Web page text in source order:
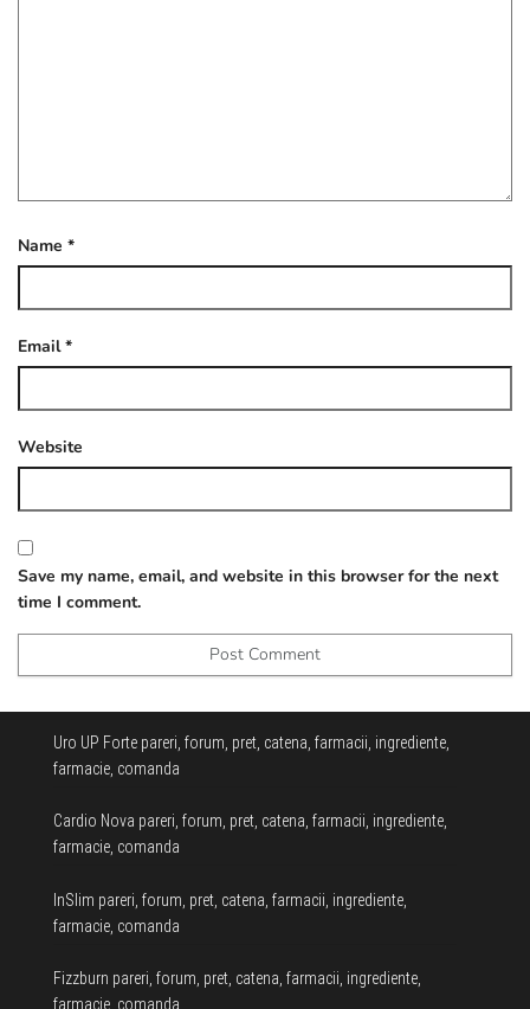
Name *
Email*
Website
Save my name, email, and website in this browser for the next
time I comment.
Uro UP Forte pareri, forum, pret, catena, farmacii, ingrediente,
farmacie, comanda
Cardio Nova pareri, forum, pret, catena, farmacii, ingrediente,
farmacie, comanda
InSlim pareri, forum, pret, catena, farmacii, ingrediente,
farmacie, comanda
Fizzburn pareri, forum, pret, catena, farmacii, ingrediente,
farmacie, comanda